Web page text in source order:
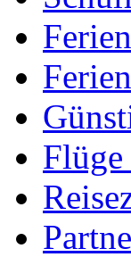
Flüge